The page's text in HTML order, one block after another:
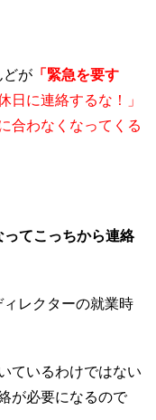
どが 「緊急を要す
日に連絡するな！」
合わなくなってくる
ってこっちから連絡
レクターの就業時
ているわけではない
が必要になるので